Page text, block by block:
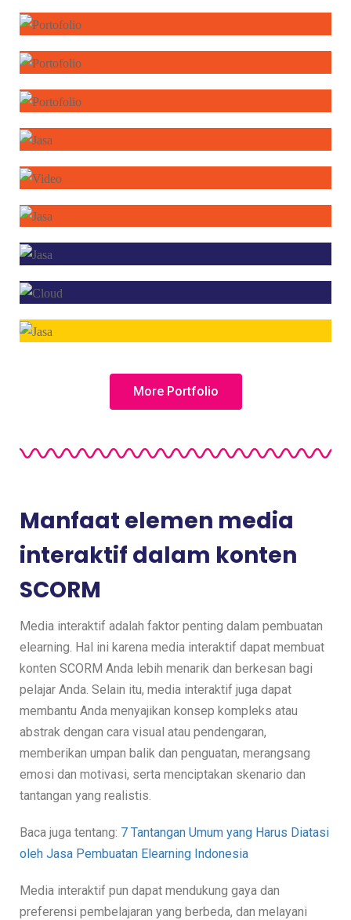
More Portfolio
Manfaat elemen media
interaktif dalam konten
SCORM
Media interaktif adalah faktor penting dalam pembuatan
elearning. Hal ini karena media interaktif dapat membuat
konten SCORM Anda lebih menarik dan berkesan bagi
pelajar Anda. Selain itu, media interaktif juga dapat
membantu Anda menyajikan konsep kompleks atau
abstrak dengan cara visual atau pendengaran,
memberikan umpan balik dan penguatan, merangsang
emosi dan motivasi, serta menciptakan skenario dan
tantangan yang realistis.
Baca juga tentang: 7 Tantangan Umum yang Harus Diatasi
oleh Jasa Pembuatan Elearning Indonesia
Media interaktif pun dapat mendukung gaya dan
preferensi pembelajaran yang berbeda, dan melayani